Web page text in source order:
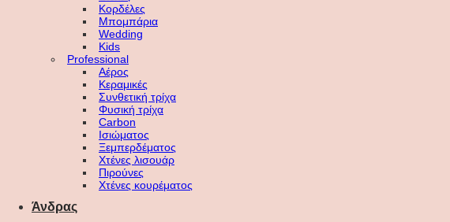
Κορδέλες
Μπομπάρια
Wedding
Kids
Professional
Αέρος
Κεραμικές
Συνθετική τρίχα
Φυσική τρίχα
Carbon
Ισιώματος
Ξεμπερδέματος
Χτένες λισουάρ
Πιρούνες
Χτένες κουρέματος
Άνδρας